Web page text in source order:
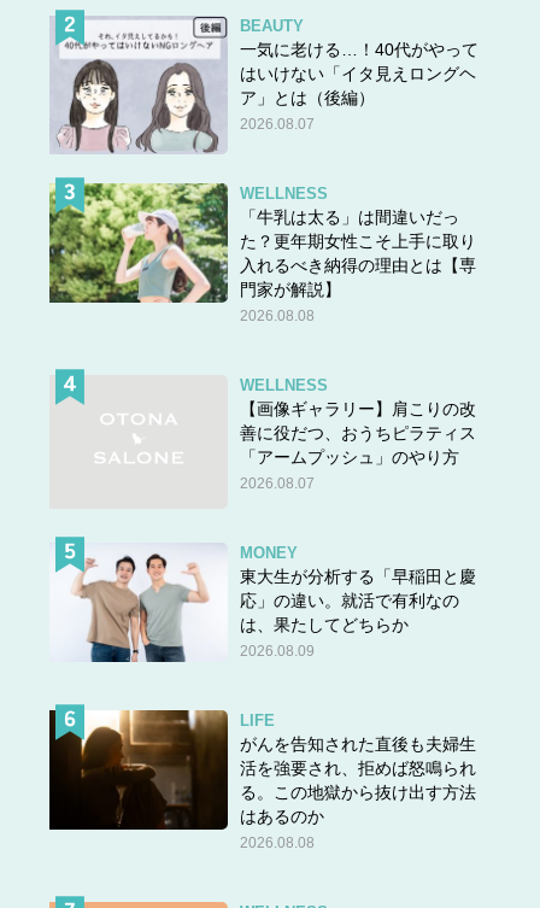
BEAUTY
一気に老ける…！40代がやって
はいけない「イタ見えロングヘ
ア」とは（後編）
2026.08.07
WELLNESS
「牛乳は太る」は間違いだっ
た？更年期女性こそ上手に取り
入れるべき納得の理由とは【専
門家が解説】
2026.08.08
WELLNESS
【画像ギャラリー】肩こりの改
善に役だつ、おうちピラティス
「アームプッシュ」のやり方
2026.08.07
MONEY
東大生が分析する「早稲田と慶
応」の違い。就活で有利なの
は、果たしてどちらか
2026.08.09
LIFE
がんを告知された直後も夫婦生
活を強要され、拒めば怒鳴られ
る。この地獄から抜け出す方法
はあるのか
2026.08.08